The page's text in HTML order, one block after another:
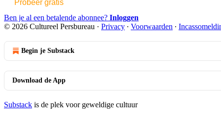
Probeer gratis
Ben je al een betalende abonnee? Inloggen
© 2026 Cultureel Persbureau · Privacy ∙ Voorwaarden ∙
Begin je Substack
Download de App
Substack is de plek voor geweldige cultuur